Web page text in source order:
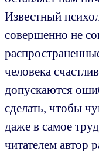
Известный
совершенно не
человека
допускаются
сделать, чтобы
даже в самое
читателем автор